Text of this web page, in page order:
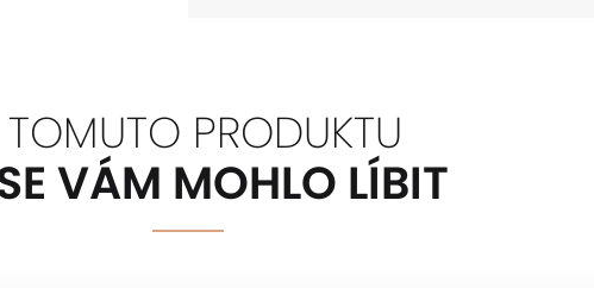
TOMUTO PRODUKTU
VÁM MOHLO LÍBIT